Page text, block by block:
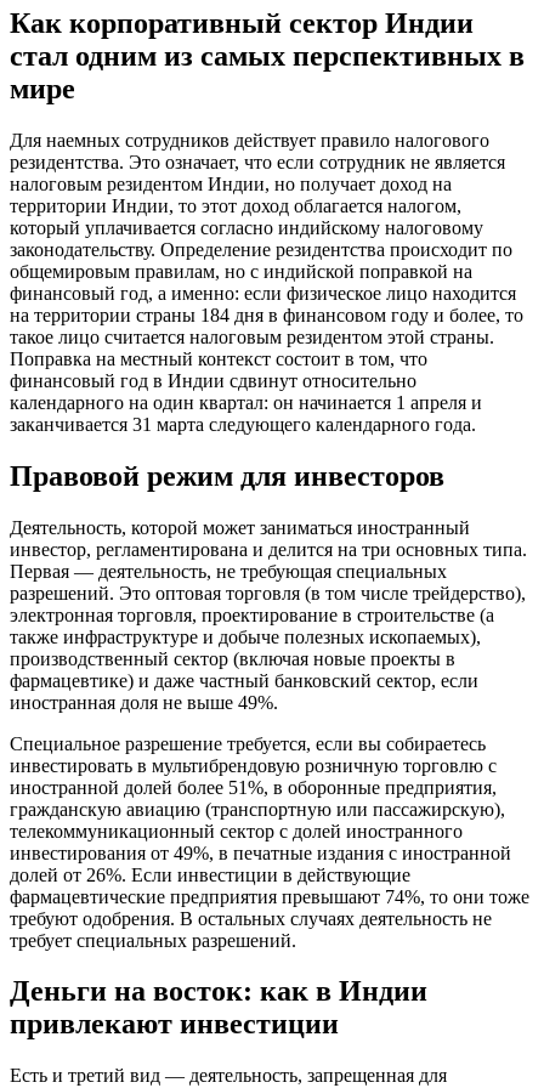
Как корпоративный сектор Индии
стал одним из самых перспективных в
мире
Для наемных сотрудников действует правило налогового
резидентства. Это означает, что если сотрудник не является
налоговым резидентом Индии, но получает доход на
территории Индии, то этот доход облагается налогом,
который уплачивается согласно индийскому налоговому
законодательству. Определение резидентства происходит по
общемировым правилам, но с индийской поправкой на
финансовый год, а именно: если физическое лицо находится
на территории страны 184 дня в финансовом году и более, то
такое лицо считается налоговым резидентом этой страны.
Поправка на местный контекст состоит в том, что
финансовый год в Индии сдвинут относительно
календарного на один квартал: он начинается 1 апреля и
заканчивается 31 марта следующего календарного года.
Правовой режим для инвесторов
Деятельность, которой может заниматься иностранный
инвестор, регламентирована и делится на три основных типа.
Первая — деятельность, не требующая специальных
разрешений. Это оптовая торговля (в том числе трейдерство),
электронная торговля, проектирование в строительстве (а
также инфраструктуре и добыче полезных ископаемых),
производственный сектор (включая новые проекты в
фармацевтике) и даже частный банковский сектор, если
иностранная доля не выше 49%.
Специальное разрешение требуется, если вы собираетесь
инвестировать в мультибрендовую розничную торговлю с
иностранной долей более 51%, в оборонные предприятия,
гражданскую авиацию (транспортную или пассажирскую),
телекоммуникационный сектор с долей иностранного
инвестирования от 49%, в печатные издания с иностранной
долей от 26%. Если инвестиции в действующие
фармацевтические предприятия превышают 74%, то они тоже
требуют одобрения. В остальных случаях деятельность не
требует специальных разрешений.
Деньги на восток: как в Индии
привлекают инвестиции
Есть и третий вид — деятельность, запрещенная для